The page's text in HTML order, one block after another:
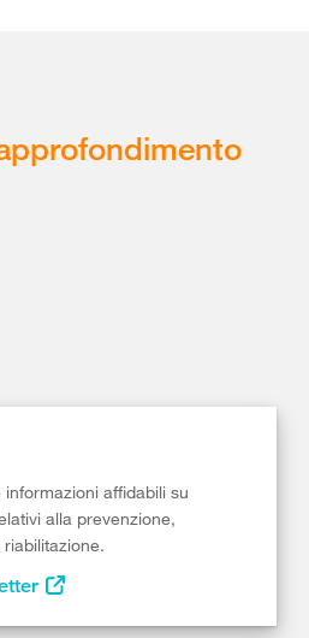
affidabili su
alla prevenzione,